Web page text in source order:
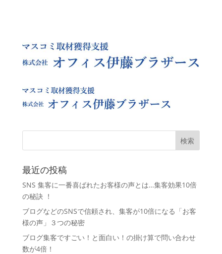
最近の投稿
SNS 集客に一番喜ばれたお客様の声とは…集客効果10倍
の秘訣 ！
ブログなどのSNSで信頼され、集客が10倍になる「お客
様の声」３つの秘密
ブログ集客ですごい！と面白い！の掛け算で問い合わせ
数が4倍！